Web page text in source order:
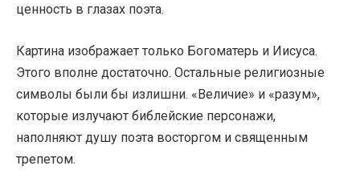
ценность в глазах поэта.
Картина изображает только Богоматерь и Иисуса.
Этого вполне достаточно. Остальные религиозные
символы были бы излишни. «Величие» и «разум»,
которые излучают библейские персонажи,
наполняют душу поэта восторгом и священным
трепетом.